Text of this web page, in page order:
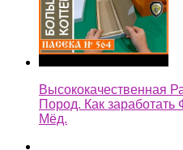
Высококачественная
Пород. Как
Мёд.